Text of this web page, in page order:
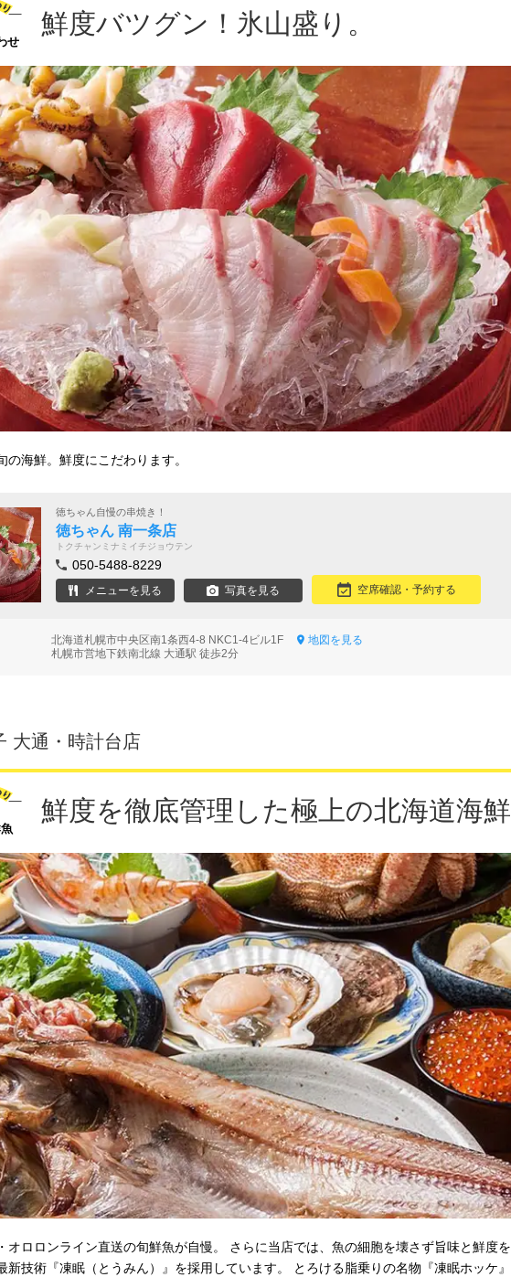
せ
鮮度バツグン！氷山盛り。
の海鮮。鮮度にこだわります。
徳ちゃん自慢の串焼き！
徳ちゃん 南一条店
トクチャンミナミイチジョウテン
050-5488-8229
メニューを見る 写真を見る 空席確認・予約する
北海道札幌市中央区南1条西4-8 NKC1-4ビル1F
地図を見る
札幌市営地下鉄南北線 大通駅 徒歩2分
大通・時計台店
鮮度を徹底管理した極上の北海道海鮮
オロロンライン直送の旬鮮魚が自慢。 さらに当店では、魚の細胞を壊さず旨味と鮮度を
新技術『凍眠（とうみん）』を採用しています。 とろける脂乗りの名物『凍眠ホッケ』